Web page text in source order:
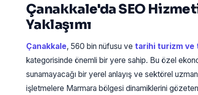
Çanakkale'da SEO
Yaklaşımı
Çanakkale, 560 bin nüfusu ve tarihi turizm ve
kategorisinde önemli bir yere sahip. Bu özel
sunamayacağı bir yerel anlayış ve sektörel
işletmelere Marmara bölgesi dinamiklerini